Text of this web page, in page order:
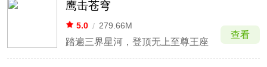
鹰击苍穹
5.0 / 279.66M
踏遍三界星河，登顶无上至尊王座
查看